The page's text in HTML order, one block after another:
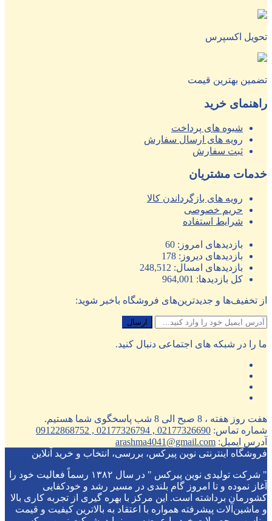
تحویل اکسپرس
تضمین بهترین قیمت
راهنمای خرید
شیوه های پرداخت
رویه های ارسال سفارش
ثبت سفارش
خدمات مشتریان
رویه های بازگرداندن کالا
حریم خصوصی
شرایط استفاده
بازدیدهای امروز: 60
بازدیدهای دیروز: 178
بازدیدهای امسال: 248,512
کل بازدیدها: 964,001
از تخفیف‌ها و جدیدترین‌های فروشگاه باخبر شوید:
ما را در شبکه های اجتماعی دنبال کنید.
هفت روز هفته ، 8 صبح الی 8 شب پاسخگوی شما هستیم.
شماره تماس: 02177326690 , 02177326794 , 09122868752
آدرس ایمیل: arashma4041@gmail.com
فروشگاه اینترنتی نوین پیرکس، بررسی، انتخاب و خرید آنلاین
" شرکت تولیدی نوین پیرکس " در سال ۱۳۸۲ رسماً فعالیت خود را
آغاز نموده و تا امروز گام بلندی در مسیر رشد و خودکفایی
کشورمان برداشته است. این مرکز با بهره گیری از تجربه کاری بالا
و ماشین‌آلات پیشرفته همواره با اعتقاد به بالاترین کیفیت و قیمت